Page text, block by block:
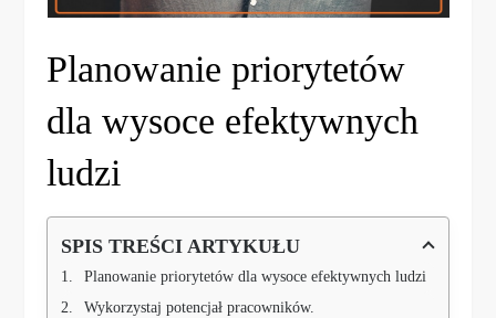
Planowanie priorytetów
dla wysoce efektywnych
ludzi
SPIS TREŚCI ARTYKUŁU
Planowanie priorytetów dla wysoce efektywnych ludzi
Wykorzystaj potencjał pracowników.